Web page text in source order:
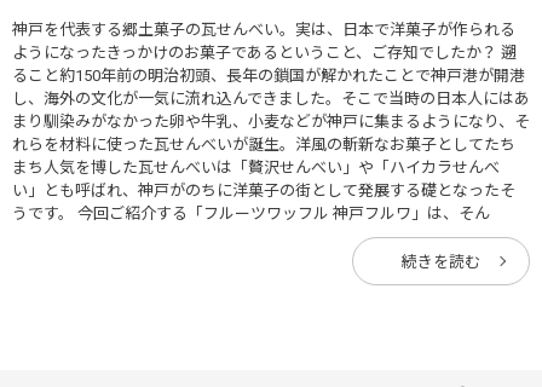
神戸を代表する郷土菓子の瓦せんべい。実は、日本で洋菓子が作られる
ようになったきっかけのお菓子であるということ、ご存知でしたか？ 遡
ること約150年前の明治初頭、長年の鎖国が解かれたことで神戸港が開港
し、海外の文化が一気に流れ込んできました。そこで当時の日本人にはあ
まり馴染みがなかった卵や牛乳、小麦などが神戸に集まるようになり、そ
れらを材料に使った瓦せんべいが誕生。洋風の斬新なお菓子としてたち
まち人気を博した瓦せんべいは「贅沢せんべい」や「ハイカラせんべ
い」とも呼ばれ、神戸がのちに洋菓子の街として発展する礎となったそ
うです。 今回ご紹介する「フルーツワッフル 神戸フルワ」は、そん
続きを読む